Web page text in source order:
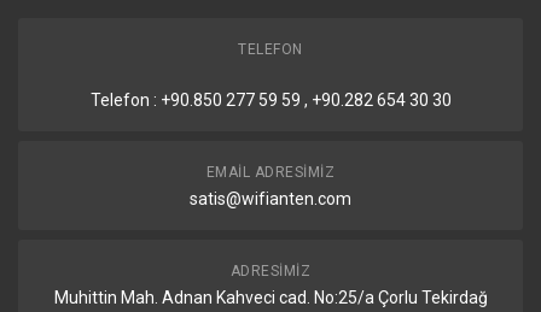
TELEFON
Telefon : +90.850 277 59 59 , +90.282 654 30 30
EMAIL ADRESIMIZ
satis@wifianten.com
ADRESIMIZ
Muhittin Mah. Adnan Kahveci cad. No:25/a Çorlu Tekirdağ